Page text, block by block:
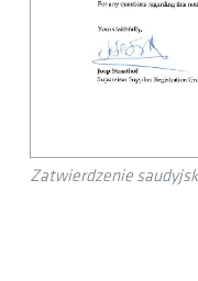
Zatwierdzenie